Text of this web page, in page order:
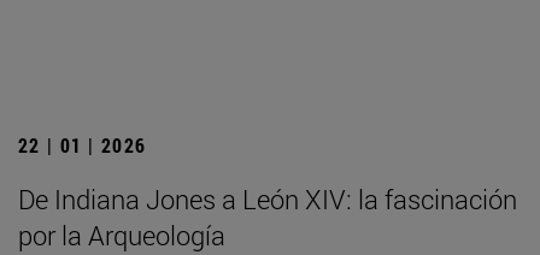
22 | 01 | 2026
De Indiana Jones a León XIV: la fascinación
por la Arqueología